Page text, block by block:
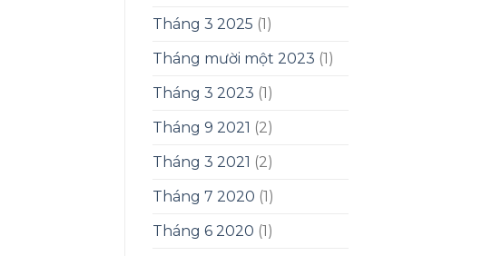
Tháng 3 2025 (1)
Tháng mười một 2023 (1)
Tháng 3 2023 (1)
Tháng 9 2021 (2)
Tháng 3 2021 (2)
Tháng 7 2020 (1)
Tháng 6 2020 (1)